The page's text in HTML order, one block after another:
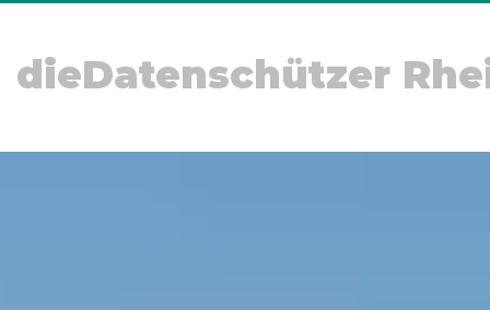
dieDatenschützer